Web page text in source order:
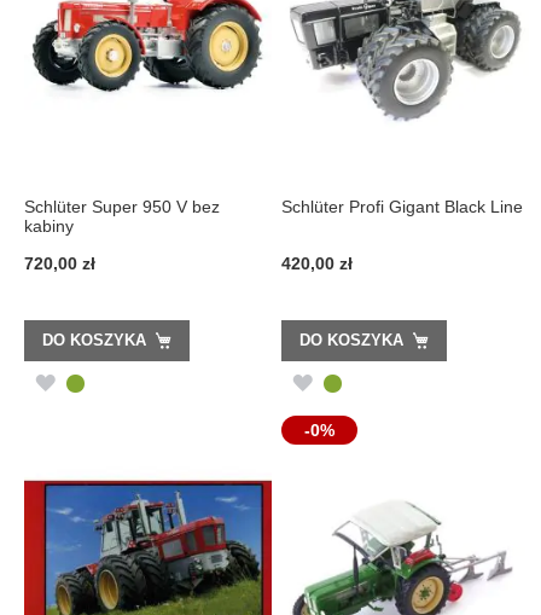
Schlüter Super 950 V bez
kabiny
720,00 zł
DO KOSZYKA
DODAJ
ŻYCZEŃ
Schlüter Profi Gigant Black Line
420,00 zł
DO KOSZYKA
DODAJ
DO
-0%